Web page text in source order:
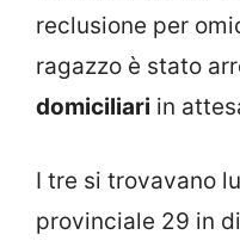
reclusione per
ragazzo è stato
domiciliari in
I tre si trovavano
provinciale 29 in